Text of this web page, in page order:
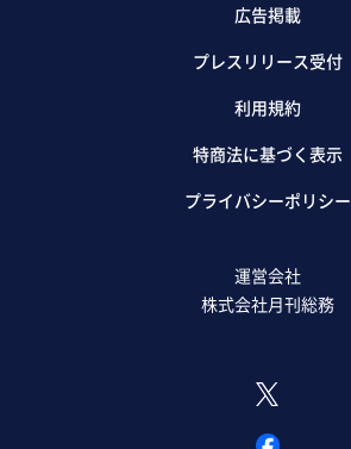
広告掲載
プレスリリース受付
利用規約
特商法に基づく表示
プライバシーポリシー
運営会社
株式会社月刊総務